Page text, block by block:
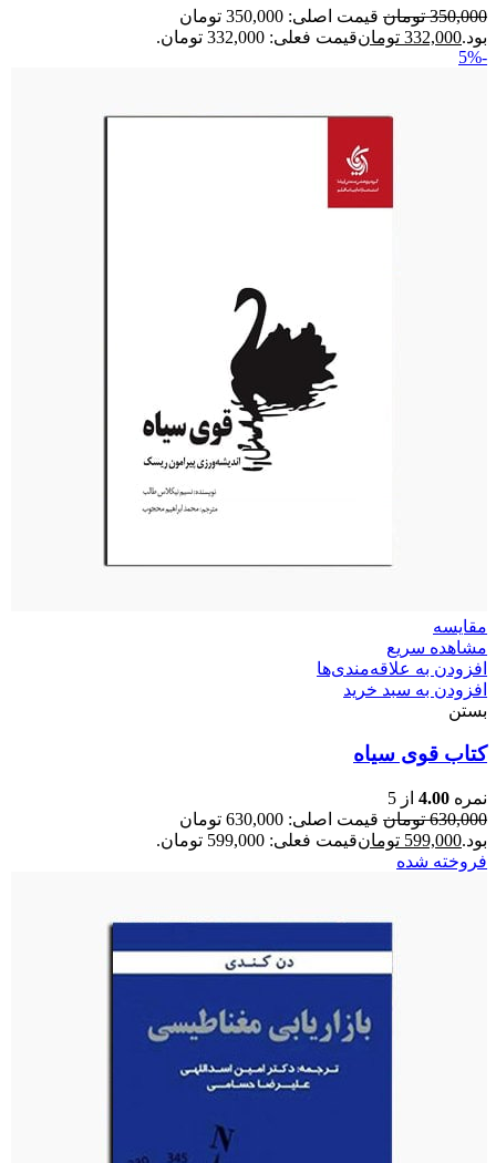
350,000 تومان
قیمت اصلی: 350,000 تومان
بود.332,000 تومانقیمت فعلی: 332,000 تومان.
-5%
مقایسه
مشاهده سریع
افزودن به علاقه‌مندی‌ها
افزودن به سبد خرید
بستن
کتاب قوی سیاه
نمره 4.00 از 5
630,000 تومان
قیمت اصلی: 630,000 تومان
بود.599,000 تومانقیمت فعلی: 599,000 تومان.
فروخته شده